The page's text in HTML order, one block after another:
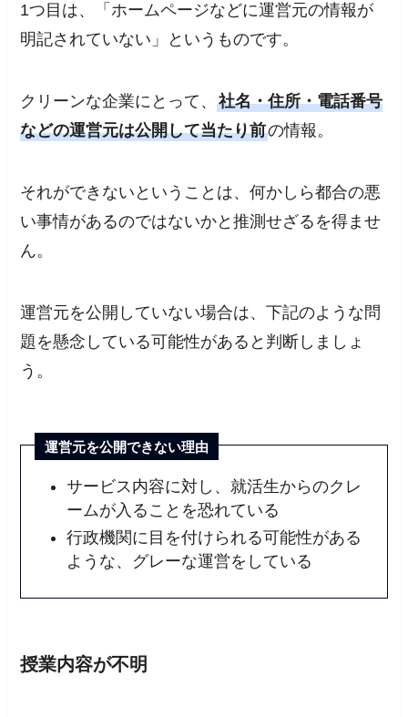
1つ目は、「ホームページなどに運営元の情報が
明記されていない」というものです。
クリーンな企業にとって、社名・住所・電話番号
などの運営元は公開して当たり前の情報。
それができないということは、何かしら都合の悪
い事情があるのではないかと推測せざるを得ませ
ん。
運営元を公開していない場合は、下記のような問
題を懸念している可能性があると判断しましょ
う。
運営元を公開できない理由
サービス内容に対し、就活生からのクレ
ームが入ることを恐れている
行政機関に目を付けられる可能性がある
ような、グレーな運営をしている
授業内容が不明